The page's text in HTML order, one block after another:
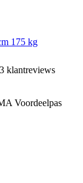
175 kg
klantreviews
Voordeelpas